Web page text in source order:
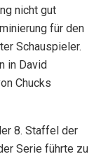
nicht gut
für den
Schauspieler.
in David
Chucks
8. Staffel der
Serie führte zu